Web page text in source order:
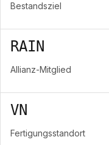
Bestandsziel
RAIN
Allianz-Mitglied
VN
Fertigungsstandort